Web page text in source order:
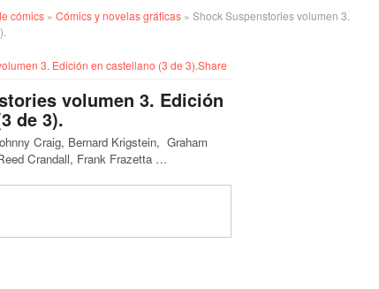
cómics » Cómics y novelas gráficas » Shock Suspenstories volumen 3.
volumen 3. Edición
de 3).
Craig, Bernard Krigstein, Graham
Crandall, Frank Frazetta …
Share